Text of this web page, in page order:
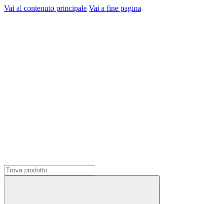
Vai al contenuto principale Vai a fine pagina